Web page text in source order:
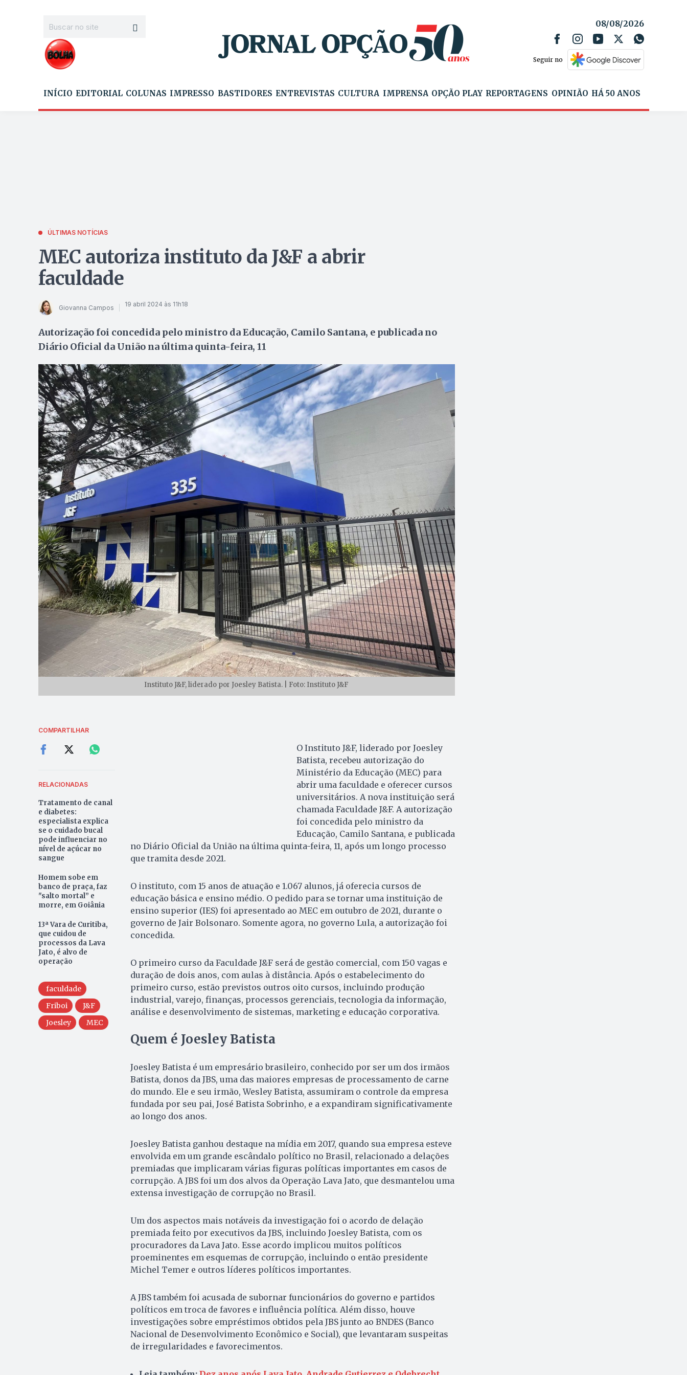
08/08/2026
Seguir no
INÍCIO EDITORIAL COLUNAS IMPRESSO BASTIDORES ENTREVISTAS CULTURA IMPRENSA OPÇÃO PLAY REPORTAGENS OPINIÃO HÁ 50 ANOS
ÚLTIMAS NOTÍCIAS
MEC autoriza instituto da J&F a abrir
faculdade
Giovanna Campos 19 abril 2024 às 11h18
Autorização foi concedida pelo ministro da Educação, Camilo Santana, e publicada no
Diário Oficial da União na última quinta-feira, 11
Instituto J&F, liderado por Joesley Batista. | Foto: Instituto J&F
COMPARTILHAR
RELACIONADAS
Tratamento de canal
e diabetes:
especialista explica
se o cuidado bucal
pode influenciar no
nível de açúcar no
sangue
Homem sobe em
banco de praça, faz
"salto mortal” e
morre, em Goiânia
13ª Vara de Curitiba,
que cuidou de
processos da Lava
Jato, é alvo de
operação
faculdade
Friboi
J&F
Joesley
MEC
O Instituto J&F, liderado por Joesley
Batista, recebeu autorização do
Ministério da Educação (MEC) para
abrir uma faculdade e oferecer cursos
universitários. A nova instituição será
chamada Faculdade J&F. A autorização
foi concedida pelo ministro da
Educação, Camilo Santana, e publicada
no Diário Oficial da União na última quinta-feira, 11, após um longo processo
que tramita desde 2021.
O instituto, com 15 anos de atuação e 1.067 alunos, já oferecia cursos de
educação básica e ensino médio. O pedido para se tornar uma instituição de
ensino superior (IES) foi apresentado ao MEC em outubro de 2021, durante o
governo de Jair Bolsonaro. Somente agora, no governo Lula, a autorização foi
concedida.
O primeiro curso da Faculdade J&F será de gestão comercial, com 150 vagas e
duração de dois anos, com aulas à distância. Após o estabelecimento do
primeiro curso, estão previstos outros oito cursos, incluindo produção
industrial, varejo, finanças, processos gerenciais, tecnologia da informação,
análise e desenvolvimento de sistemas, marketing e educação corporativa.
Quem é Joesley Batista
Joesley Batista é um empresário brasileiro, conhecido por ser um dos irmãos
Batista, donos da JBS, uma das maiores empresas de processamento de carne
do mundo. Ele e seu irmão, Wesley Batista, assumiram o controle da empresa
fundada por seu pai, José Batista Sobrinho, e a expandiram significativamente
ao longo dos anos.
Joesley Batista ganhou destaque na mídia em 2017, quando sua empresa esteve
envolvida em um grande escândalo político no Brasil, relacionado a delações
premiadas que implicaram várias figuras políticas importantes em casos de
corrupção. A JBS foi um dos alvos da Operação Lava Jato, que desmantelou uma
extensa investigação de corrupção no Brasil.
Um dos aspectos mais notáveis da investigação foi o acordo de delação
premiada feito por executivos da JBS, incluindo Joesley Batista, com os
procuradores da Lava Jato. Esse acordo implicou muitos políticos
proeminentes em esquemas de corrupção, incluindo o então presidente
Michel Temer e outros líderes políticos importantes.
A JBS também foi acusada de subornar funcionários do governo e partidos
políticos em troca de favores e influência política. Além disso, houve
investigações sobre empréstimos obtidos pela JBS junto ao BNDES (Banco
Nacional de Desenvolvimento Econômico e Social), que levantaram suspeitas
de irregularidades e favorecimentos.